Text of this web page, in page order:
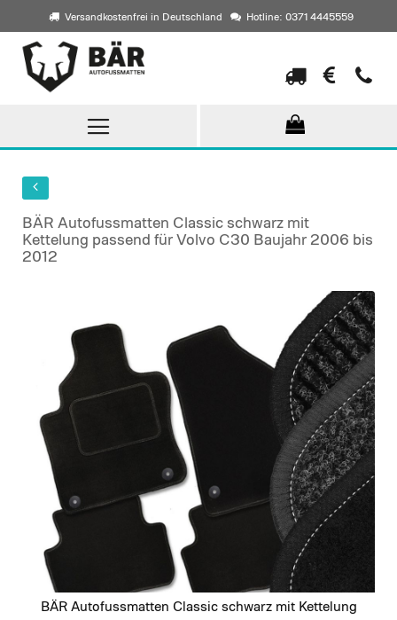
Versandkostenfrei in Deutschland Hotline: 0371 4445559
Direkt
zum
Inhalt
BÄR Autofussmatten Classic schwarz mit
Kettelung passend für Volvo C30 Baujahr 2006 bis
2012
images
gallery
BÄR Autofussmatten Classic schwarz mit Kettelung